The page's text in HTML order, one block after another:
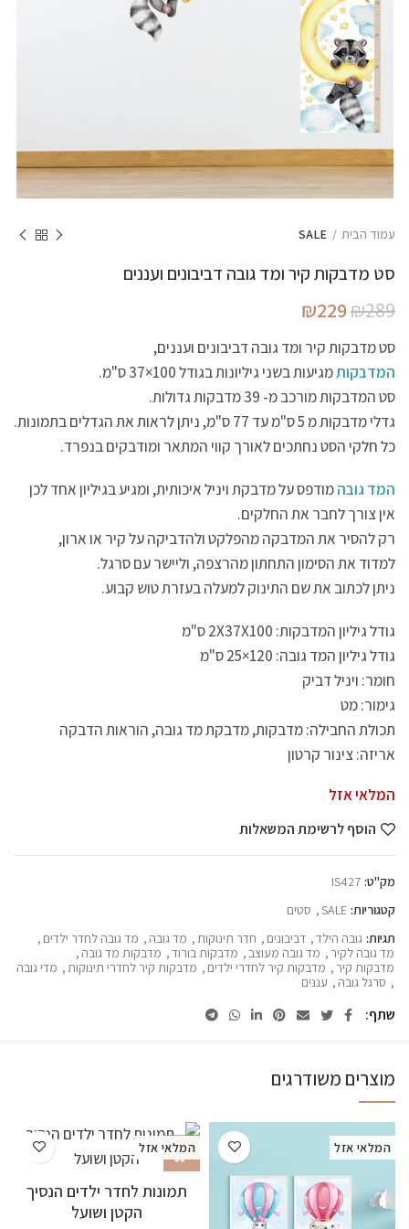
עמוד הבית SALE
סט מדבקות קיר ומד גובה דביבונים ועננים
₪289
המחיר
היה:
₪289.
₪229
הוא:
₪229.
סט מדבקות קיר ומד גובה דביבונים ועננים,
המדבקותמגיעות בשני גיליונות בגודל 100×37 ס"מ.
סט המדבקות מורכב מ- 39 מדבקות גדולות.
גדלי מדבקות מ 5 ס"מ עד 77 ס"מ, ניתן לראות את הגדלים בתמונות.
כל חלקי הסט נחתכים לאורך קווי המתאר ומודבקים בנפרד.
המד גובהמודפס על מדבקת ויניל איכותית, ומגיע בגיליון אחד לכן
אין צורך לחבר את החלקים.
רק להסיר את המדבקה מהפלקט ולהדביקה על קיר או ארון,
למדוד את הסימון התחתון מהרצפה, וליישר עם סרגל.
ניתן לכתוב את שם התינוק למעלה בעזרת טוש קבוע.
גודל גיליון המדבקות: 2X37X100 ס"מ
גודל גיליון המד גובה: 120×25 ס"מ
חומר: ויניל דביק
גימור: מט
תכולת החבילה: מדבקות, מדבקת מד גובה, הוראות הדבקה
אריזה: צינור קרטון
המלאי אזל
הוסף לרשימת המשאלות
מק"ט: IS427
קטגוריות: SALE
, סטים
תגיות: גובה הילד, דביבונים , חדר תינוקות, מד גובה , מד גובה לחדר ילדים ,
מד גובה לקיר , מד גובה מעוצב , מדבקות בורוד, מדבקות מד גובה ,
מדבקות קיר , מדבקות קיר לחדרי ילדים , מדבקות קיר לחדרי תינוקות, מדי גובה
, סרגל גובה , עננים
שתף
מוצרים משודרגים
המלאי אזל המלאי אזל
תמונות לחדר ילדים הנסיך
הקטן ושועל